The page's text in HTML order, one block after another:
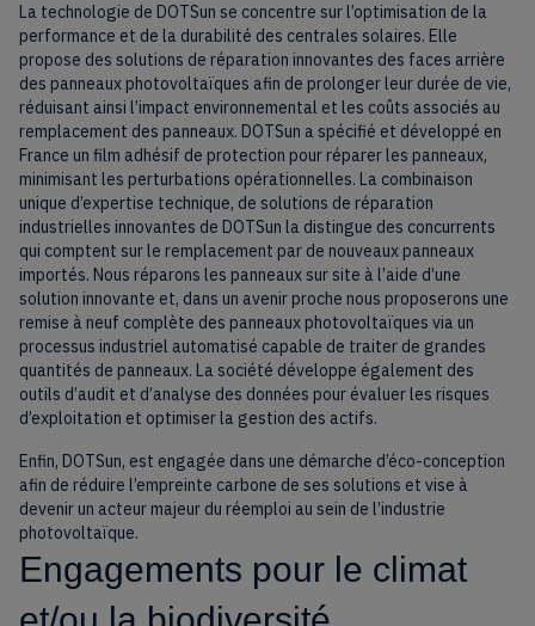
La technologie de DOTSun se concentre sur l’optimisation de la
performance et de la durabilité des centrales solaires. Elle
propose des solutions de réparation innovantes des faces arrière
des panneaux photovoltaïques afin de prolonger leur durée de vie,
réduisant ainsi l’impact environnemental et les coûts associés au
remplacement des panneaux. DOTSun a spécifié et développé en
France un film adhésif de protection pour réparer les panneaux,
minimisant les perturbations opérationnelles. La combinaison
unique d’expertise technique, de solutions de réparation
industrielles innovantes de DOTSun la distingue des concurrents
qui comptent sur le remplacement par de nouveaux panneaux
importés. Nous réparons les panneaux sur site à l’aide d’une
solution innovante et, dans un avenir proche nous proposerons une
remise à neuf complète des panneaux photovoltaïques via un
processus industriel automatisé capable de traiter de grandes
quantités de panneaux. La société développe également des
outils d’audit et d’analyse des données pour évaluer les risques
d’exploitation et optimiser la gestion des actifs.
Enfin, DOTSun, est engagée dans une démarche d’éco-conception
afin de réduire l’empreinte carbone de ses solutions et vise à
devenir un acteur majeur du réemploi au sein de l’industrie
photovoltaïque.
Engagements pour le climat